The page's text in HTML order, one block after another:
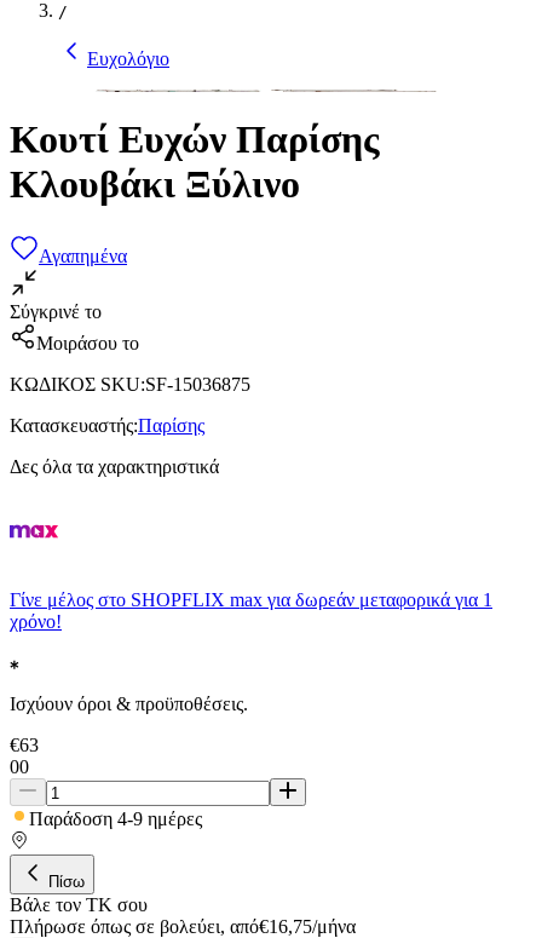
/
Ευχολόγιο
Κουτί Ευχών Παρίσης
Κλουβάκι Ξύλινο
Αγαπημένα
Σύγκρινέ το
Μοιράσου το
ΚΩΔΙΚΟΣ SKU:SF-15036875
Κατασκευαστής:Παρίσης
Δες όλα τα χαρακτηριστικά
Γίνε μέλος στο SHOPFLIX max για δωρεάν μεταφορικά για 1
χρόνο!
Ισχύουν όροι & προϋποθέσεις.
€63
00
Παράδοση 4-9 ημέρες
Πίσω
Βάλε τον ΤΚ σου
Πλήρωσε όπως σε βολεύει, από€16,75/μήνα